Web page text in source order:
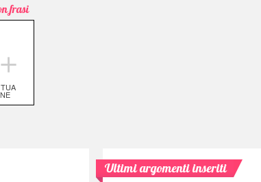
frasi
Ultimi argomenti inseriti